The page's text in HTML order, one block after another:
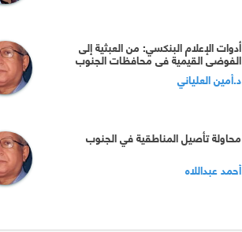
أدوات الإعلام البنكسي: من العبثية إلى
الفوضى القيمية في محافظات الجنوب
د.أمين العلياني
محاولة تأصيل المناطقية في الجنوب
أحمد عبداللاه